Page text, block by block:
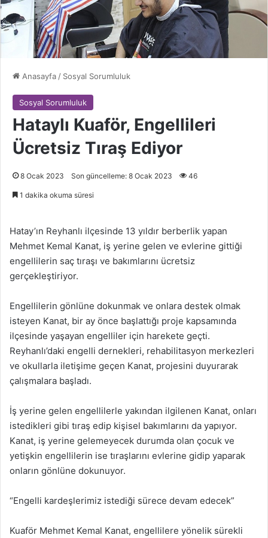
Anasayfa / Sosyal Sorumluluk
Sosyal Sorumluluk
Hataylı Kuaför, Engellileri
Ücretsiz Tıraş Ediyor
8 Ocak 2023 Son güncelleme: 8 Ocak 2023 46
1 dakika okuma süresi
Hatay’ın Reyhanlı ilçesinde 13 yıldır berberlik yapan
Mehmet Kemal Kanat, iş yerine gelen ve evlerine gittiği
engellilerin saç tıraşı ve bakımlarını ücretsiz
gerçekleştiriyor.
Engellilerin gönlüne dokunmak ve onlara destek olmak
isteyen Kanat, bir ay önce başlattığı proje kapsamında
ilçesinde yaşayan engelliler için harekete geçti.
Reyhanlı’daki engelli dernekleri, rehabilitasyon merkezleri
ve okullarla iletişime geçen Kanat, projesini duyurarak
çalışmalara başladı.
İş yerine gelen engellilerle yakından ilgilenen Kanat, onları
istedikleri gibi tıraş edip kişisel bakımlarını da yapıyor.
Kanat, iş yerine gelemeyecek durumda olan çocuk ve
yetişkin engellilerin ise tıraşlarını evlerine gidip yaparak
onların gönlüne dokunuyor.
“Engelli kardeşlerimiz istediği sürece devam edecek”
Kuaför Mehmet Kemal Kanat, engellilere yönelik sürekli